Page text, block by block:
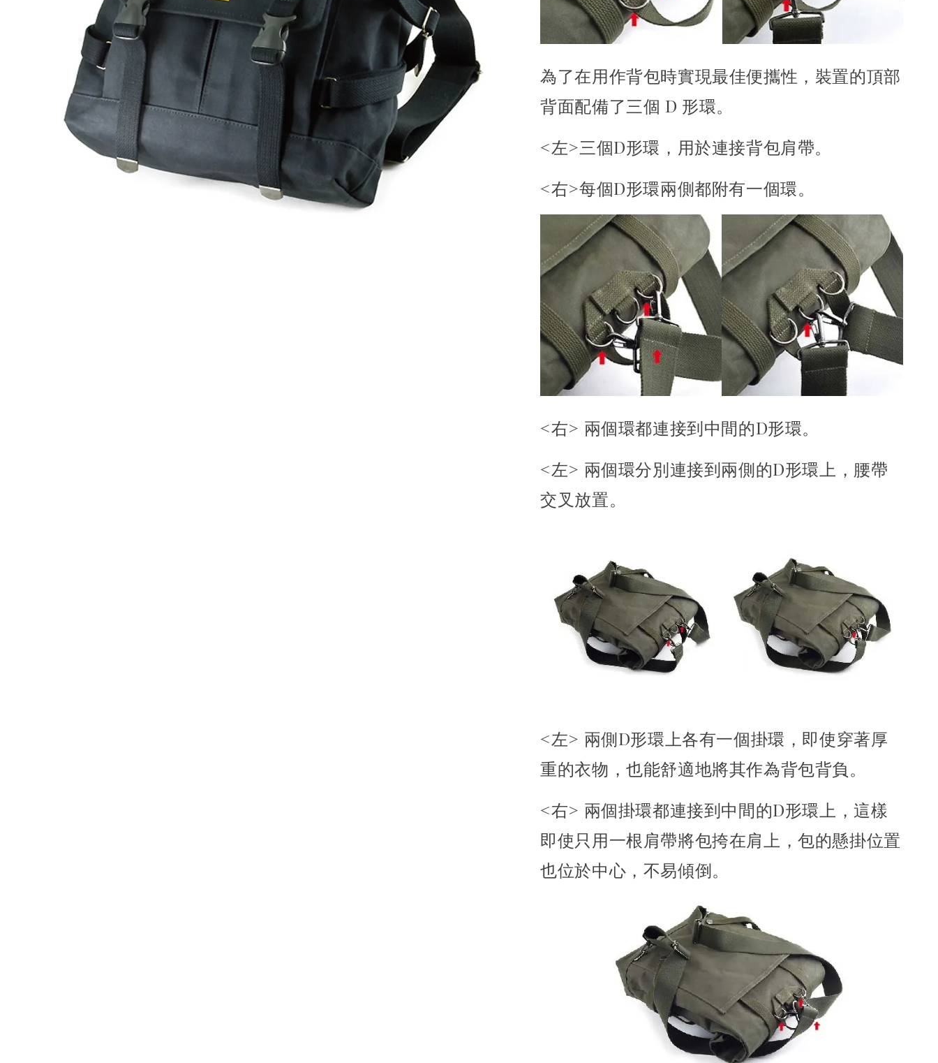
為了在用作背包時實現最佳便攜性，裝置的頂部
背面配備了三個 D 形環。
<左>三個D形環，用於連接背包肩帶。
<右>每個D形環兩側都附有一個環。
<右> 兩個環都連接到中間的D形環。
<左> 兩個環分別連接到兩側的D形環上，腰帶
交叉放置。
<左> 兩側D形環上各有一個掛環，即使穿著厚
重的衣物，也能舒適地將其作為背包背負。
<右> 兩個掛環都連接到中間的D形環上，這樣
即使只用一根肩帶將包挎在肩上，包的懸掛位置
也位於中心，不易傾倒。